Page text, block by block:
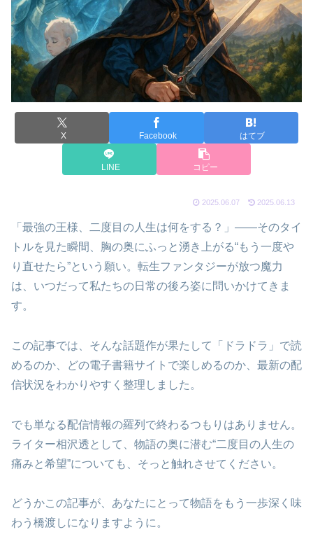
X Facebook はてブ
LINE コピー
2025.06.07 2025.06.13
「最強の王様、二度目の人生は何をする？」――そのタイ
トルを見た瞬間、胸の奥にふっと湧き上がる“もう一度や
り直せたら”という願い。転生ファンタジーが放つ魔力
は、いつだって私たちの日常の後ろ姿に問いかけてきま
す。
この記事では、そんな話題作が果たして「ドラドラ」で読
めるのか、どの電子書籍サイトで楽しめるのか、最新の配
信状況をわかりやすく整理しました。
でも単なる配信情報の羅列で終わるつもりはありません。
ライター相沢透として、物語の奥に潜む“二度目の人生の
痛みと希望”についても、そっと触れさせてください。
どうかこの記事が、あなたにとって物語をもう一歩深く味
わう橋渡しになりますように。